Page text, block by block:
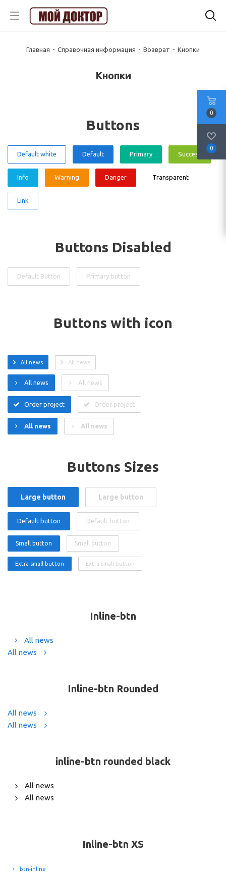
Главная - Справочная информация - Возврат - Кнопки
Кнопки
Buttons
Default white Default Primary Success
Info Warning Danger Transparent
Link
Buttons Disabled
Default Button Primary button
Buttons with icon
All news All news
All news All news
Order project Order project
All news All news
Buttons Sizes
Large button Large button
Default button Default button
Small button Small button
Extra small button Extra small button
Inline-btn
All news
All news
Inline-btn Rounded
All news
All news
inline-btn rounded black
All news
All news
Inline-btn XS
btn-inline
0
0